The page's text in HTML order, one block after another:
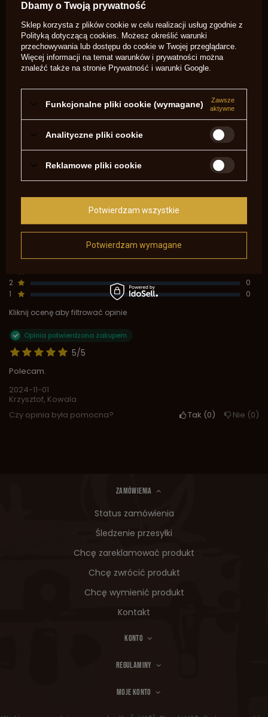
Potrzebujesz pomocy? Masz pytania?
Zadaj pytanie a my odpowiemy
niezwłocznie, najciekawsze pytania i
odpowiedzi publikując dla innych.
Zadaj pytanie
KONSERWACJI REWOLWERÓW KAPISZONOWYCH
USA 331 .36
5.00
Liczba wystawionych opinii: 1
Napisz swoją opinię
Pokaż tylko opinie potwierdzone zakupem
0
2
0
1
0
Kliknij ocenę aby filtrować opinie
5/5
Opinia potwierdzona zakupem
Polecam.
2024-11-01
Krzysztof, Kowala
Czy opinia była pomocna?
Tak 0 Nie 0
ZAMÓWIENIA
Status zamówienia
Śledzenie przesyłki
Chcę zareklamować produkt
Chcę zwrócić produkt
Chcę wymienić produkt
Kontakt
KONTO
REGULAMINY
MOJE KONTO
Dbamy o Twoją prywatność
Sklep korzysta z plików cookie w celu realizacji usług zgodnie z
Polityką dotyczącą cookies . Możesz określić warunki
przechowywania lub dostępu do cookie w Twojej przeglądarce.
Więcej informacji na temat warunków i prywatności można
znaleźć także na stronie Prywatność i warunki Google
Funkcjonalne pliki cookie (wymagane)
Zawsze
aktywne
Analityczne pliki cookie
Reklamowe pliki cookie
Potwierdzam wymagane
Potwierdzam wszystkie